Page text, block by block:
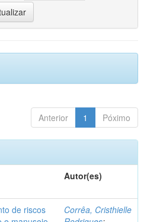
Anterior 1 Póximo
Autor(es)
de riscos
Corrêa, Cristhielle